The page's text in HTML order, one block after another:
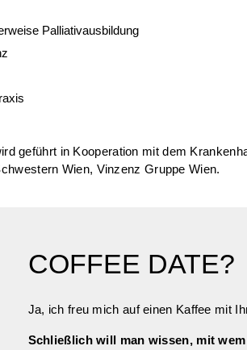
Palliativausbildung
geführt in Kooperation mit dem
Wien, Vinzenz Gruppe Wien.
COFFEE DATE?
Ja, ich freu mich auf einen Kaffee mit
Schließlich will man wissen, mit